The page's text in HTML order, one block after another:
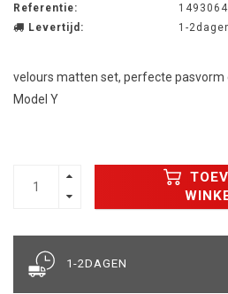
Referentie:
Levertijd:
1-
velours matten set, perfecte
Model Y
1-2DAGEN